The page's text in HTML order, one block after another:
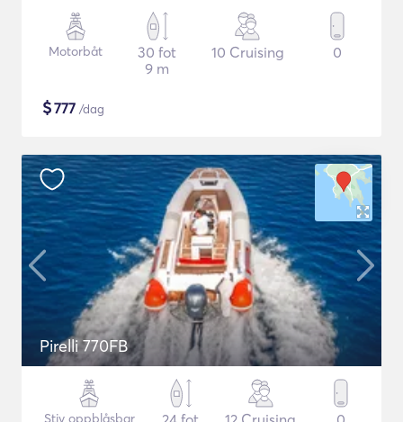
Motorbåt
30 fot
9 m
10 Cruising 0
$777 /dag
Pirelli 770FB
Stiv oppblåsbar